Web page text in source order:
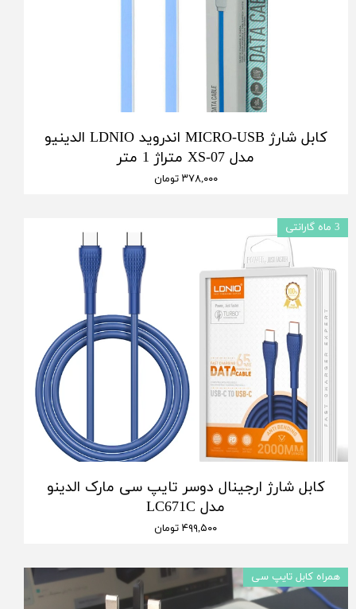
کابل شارژ MICRO-USB اندروید LDNIO الدینیو
مدل XS-07 متراژ 1 متر
۳۷۸,۰۰۰ تومان
کابل شارژ ارجینال دوسر تایپ سی مارک الدینو
مدل LC671C
۴۹۹,۵۰۰ تومان
3 ماه گارانتی
همراه کابل تایپ سی